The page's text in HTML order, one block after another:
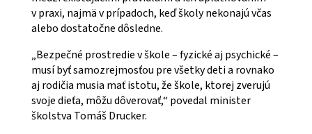
v praxi, najmä v prípadoch, keď školy nekonajú včas
alebo dostatočne dôsledne.
„Bezpečné prostredie v škole – fyzické aj psychické –
musí byť samozrejmosťou pre všetky deti a rovnako
aj rodičia musia mať istotu, že škole, ktorej zverujú
svoje dieťa, môžu dôverovať,“ povedal minister
školstva Tomáš Drucker.